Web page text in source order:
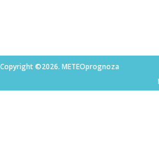
Copyright ©2026. METEOprognoza